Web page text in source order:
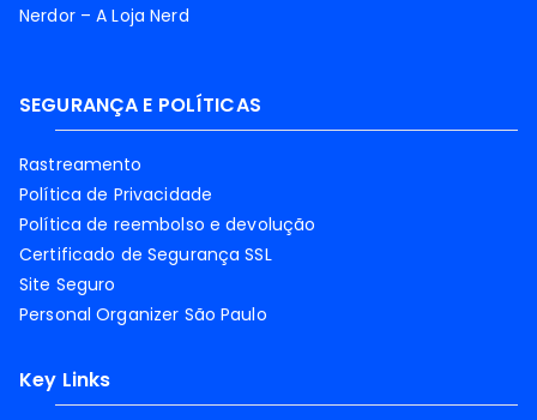
Nerdor – A Loja Nerd
SEGURANÇA E POLÍTICAS
Rastreamento
Política de Privacidade
Política de reembolso e devolução
Certificado de Segurança SSL
Site Seguro
Personal Organizer São Paulo
Key Links